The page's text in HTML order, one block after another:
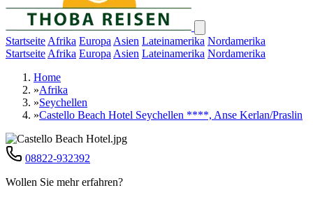
Startseite Afrika Europa Asien Lateinamerika Nordamerika
Startseite Afrika Europa Asien Lateinamerika Nordamerika
Home
»Afrika
»Seychellen
»Castello Beach Hotel Seychellen ****, Anse Kerlan/Praslin
08822-932392
Wollen Sie mehr erfahren?